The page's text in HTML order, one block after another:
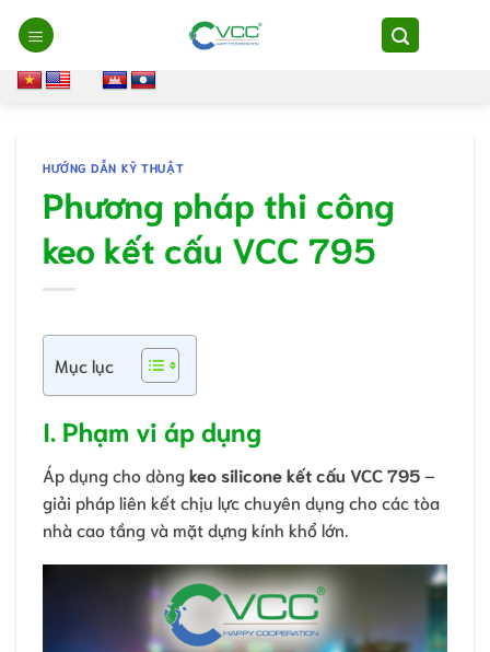
Chuyển
đến
nội
dung
HƯỚNG DẪN KỸ THUẬT
Phương pháp thi công
keo kết cấu VCC 795
Mục lục
I. Phạm vi áp dụng
Áp dụng cho dòngkeo silicone kết cấu VCC 795–
giải pháp liên kết chịu lực chuyên dụng cho các tòa
nhà cao tầng và mặt dựng kính khổ lớn.